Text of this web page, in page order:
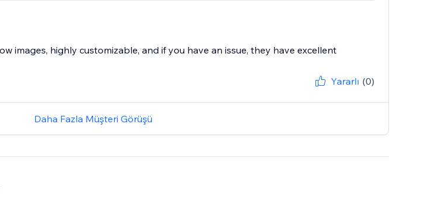
images, highly customizable, and if you have an issue, they have excellent
Yararlı (0)
Daha Fazla Müşteri Görüşü